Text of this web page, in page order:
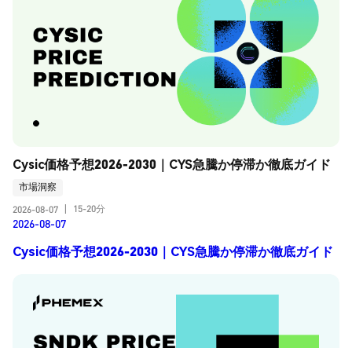
Cysic価格予想2026-2030｜CYS急騰か停滞か徹底ガイド
市場洞察
2026-08-07
15-20分
2026-08-07
Cysic価格予想2026-2030｜CYS急騰か停滞か徹底ガイド